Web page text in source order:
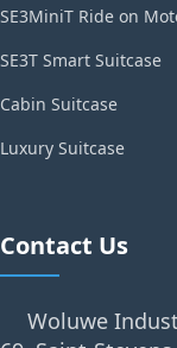
SE3MiniT Ride on
SE3T Smart Suitcase
Cabin Suitcase
Luxury Suitcase
Contact Us
Woluwe